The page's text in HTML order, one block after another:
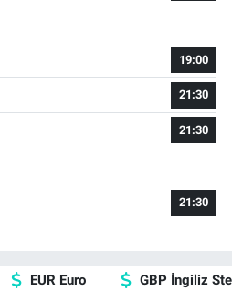
19:00
21:30
21:30
21:30
EUR Euro
GBP İngiliz